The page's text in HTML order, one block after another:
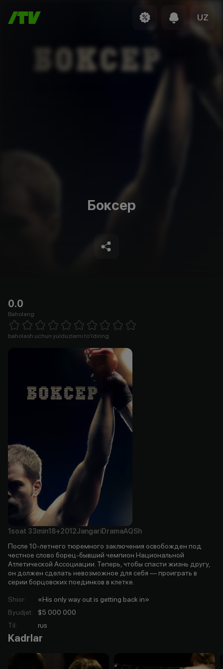
UZ
Боксер
0.0
Baholang
1 Star 2 Stars 3 Stars 4 Stars5 Stars 6 Stars7 Stars8 Stars
baholash uchun yulduzlarni to'ldiring
1soat 33min18+2012JangariDramaAQSh
После 10-летнего тюремного заключения освобожден под
честное слово борец-бывший чемпион Национальной
Атлетической Ассоциации. Теперь, чтобы спасти жизнь другу,
он должен сделать невозможное для себя — проиграть в
серии борцовских поединков в клетке.
Shior:
«His only way out is getting back in»
Byudjet:
$5 000 000
Til: rus
Kadrlar